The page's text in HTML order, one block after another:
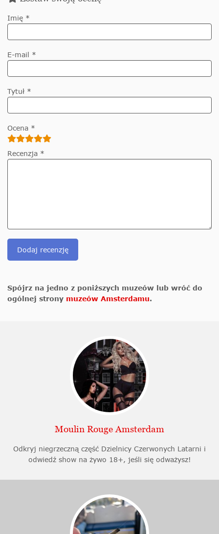
Imię *
E-mail *
Tytuł *
Ocena *
Recenzja *
Dodaj recenzję
Spójrz na jedno z poniższych muzeów lub wróć do
ogólnej strony muzeów Amsterdamu.
Moulin Rouge Amsterdam
Odkryj niegrzeczną część Dzielnicy Czerwonych Latarni i
odwiedź show na żywo 18+, jeśli się odważysz!